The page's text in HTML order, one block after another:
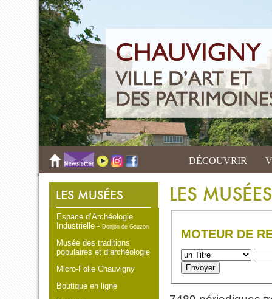
DÉCOUVRIR
Espace d’Archéologie
Industrielle -Donjon de Gouzon
Musée des traditions
populaires et d’archéologie
Micro-Folie Chauvigny
Boutique en ligne
MOTEUR DE